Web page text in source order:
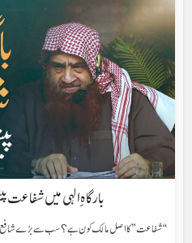
بارگاہِ الہی میں
“شفاعت” کا اصل مالک کون ہے؟ سب سے بڑے شافع